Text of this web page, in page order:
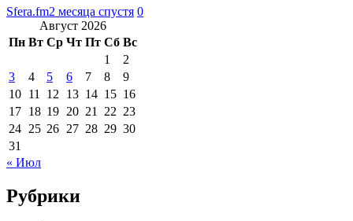
Sfera.fm2 месяца спустя 0
Август 2026
Пн Вт Ср Чт Пт Сб Вс
1
2
3
4 5 6 7 8
9
10 11 12 13 14 15 16
17 18 19 20 21 22 23
24 25 26 27 28 29 30
31
« Июл
Рубрики